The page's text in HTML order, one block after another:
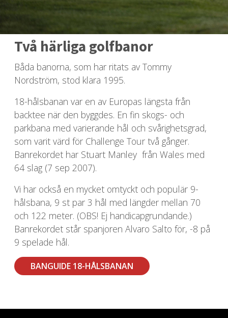
Två härliga golfbanor
Båda banorna, som har ritats av Tommy
Nordström, stod klara 1995.
18-hålsbanan var en av Europas längsta från
backtee när den byggdes. En fin skogs- och
parkbana med varierande hål och svårighetsgrad,
som varit värd för Challenge Tour två gånger.
Banrekordet har Stuart Manley från Wales med
64 slag (7 sep 2007).
Vi har också en mycket omtyckt och populär 9-
hålsbana, 9 st par 3 hål med längder mellan 70
och 122 meter. (OBS! Ej handicapgrundande.)
Banrekordet står spanjoren Alvaro Salto för, -8 på
9 spelade hål.
BANGUIDE 18-HÅLSBANAN